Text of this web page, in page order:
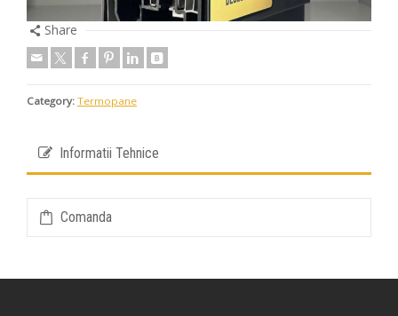
Share
Category: Termopane
Informatii Tehnice
Comanda